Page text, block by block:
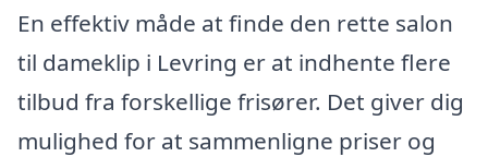
En effektiv måde at finde den rette salon
til dameklip i Levring er at indhente flere
tilbud fra forskellige frisører. Det giver dig
mulighed for at sammenligne priser og